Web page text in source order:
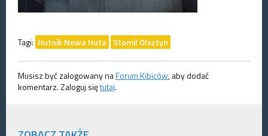
Tagi: Hutnik Nowa Huta Stomil Olsztyn
Musisz być zalogowany naForum Kibiców, aby dodać
komentarz. Zaloguj siętutaj.